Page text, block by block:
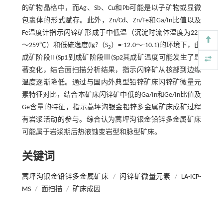
的矿物晶格中，而Ag、Sb、Cu和Pb可能是以子矿物或显微
包裹体的形式赋存。此外，Zn/Cd、Zn/Fe和Ga/In比值以及
Fe温度计指示闪锌矿形成于中低温（沉淀时流体温度为229
～259℃）和低硫逸度(lg?（S2）=-12.0～-10.1)的环境下，由
成矿阶段II (Sp1到成矿阶段Ⅲ(Sp2其成矿温度可能发生了显
著变化，结合面扫描分析结果，指示闪锌矿从核部到边缘
温度逐渐降低。通过与国内外典型铅锌矿床闪锌矿微量元
素特征对比，结合本矿床闪锌矿中低的Ga/In和Ge/In比值及
Ge含量的特征，指示蒿坪沟银金铅锌多金属矿床成矿过程
有岩浆活动的参与。综合认为蒿坪沟银金铅锌多金属矿床
可能属于岩浆期后热液蚀变岩型和脉型矿床。
关键词
蒿坪沟银金铅锌多金属矿床 / 闪锌矿微量元素 /
LA-ICP-
MS / 面扫描 / 矿床成因